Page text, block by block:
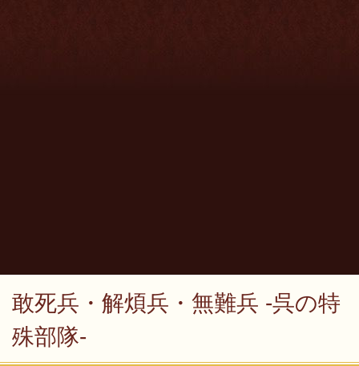
敢死兵・解煩兵・無難兵 -呉の特
殊部隊-